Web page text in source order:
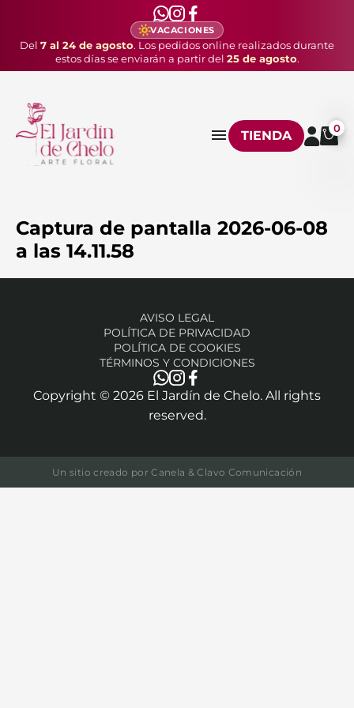
VACACIONES
Del 7 al 24 de agosto. Los pedidos online realizados durante
estos días se enviarán a partir del 25 de agosto.
TIENDA 0
Captura de pantalla 2026-06-08
a las 14.11.58
Copyright © 2026 El Jardín de Chelo. All rights
reserved.
AVISO LEGAL
POLÍTICA DE PRIVACIDAD
POLÍTICA DE COOKIES
TÉRMINOS Y CONDICIONES
Un sitio creado porCanela & Clavo Comunicación